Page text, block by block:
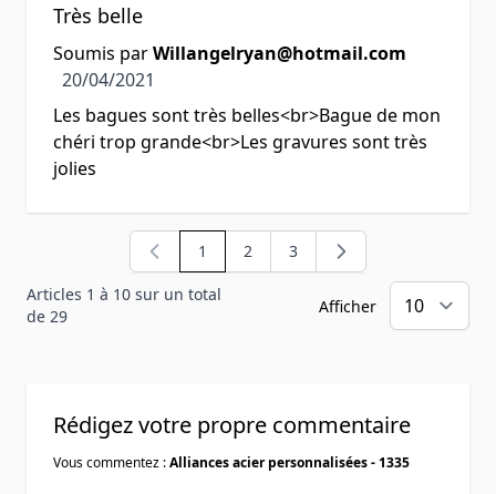
Très belle
Soumis parWillangelryan@hotmail.com
20 avril 2021
20/04/2021
Les bagues sont très belles<br>Bague de mon
chéri trop grande<br>Les gravures sont très
jolies
Articles 1 à 10 sur un total
de 29
Vous lisez actuellement la page
1 Page
2 Page
3
Afficher
Rédigez votre propre commentaire
Vous commentez :Alliances acier personnalisées - 1335